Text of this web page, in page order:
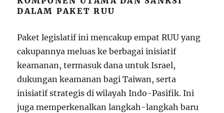
DALAM PAKET RUU
Paket legislatif ini mencakup empat RUU yang
cakupannya meluas ke berbagai inisiatif
keamanan, termasuk dana untuk Israel,
dukungan keamanan bagi Taiwan, serta
inisiatif strategis di wilayah Indo-Pasifik. Ini
juga memperkenalkan langkah-langkah baru